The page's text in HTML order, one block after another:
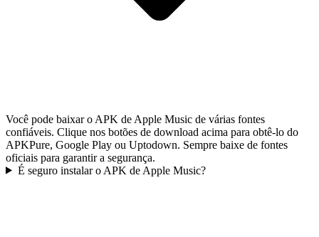
Você pode baixar o APK de Apple Music de várias fontes
confiáveis. Clique nos botões de download acima para obtê-lo do
APKPure, Google Play ou Uptodown. Sempre baixe de fontes
oficiais para garantir a segurança.
É seguro instalar o APK de Apple Music?